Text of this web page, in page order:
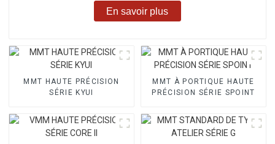
En savoir plus
MMT HAUTE PRÉCISION
SÉRIE KYUI
MMT À PORTIQUE HAUTE
PRÉCISION SÉRIE SPOINT